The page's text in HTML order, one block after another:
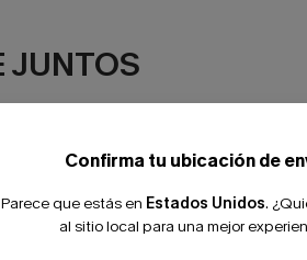
JUNTOS
Confirma tu ubicación de
Parece que estás en Estados Unidos.
al sitio local para una mejor
-10%